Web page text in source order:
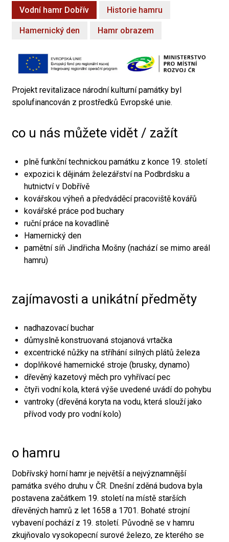
Vodní hamr Dobřív Historie hamru
Hamernický den Hamr obrazem
Projekt revitalizace národní kulturní památky byl
spolufinancován z prostředků Evropské unie.
co u nás můžete vidět / zažít
plně funkční technickou památku z konce 19. století
expozici k dějinám železářství na Podbrdsku a
hutnictví v Dobřívě
kovářskou výheň a předváděcí pracoviště kovářů
kovářské práce pod buchary
ruční práce na kovadlině
Hamernický den
pamětní síň Jindřicha Mošny (nachází se mimo areál
hamru)
zajímavosti a unikátní předměty
nadhazovací buchar
důmyslně konstruovaná stojanová vrtačka
excentrické nůžky na stříhání silných plátů železa
doplňkové hamernické stroje (brusky, dynamo)
dřevěný kazetový měch pro vyhřívací pec
čtyři vodní kola, která výše uvedené uvádí do pohybu
vantroky (dřevěná koryta na vodu, která slouží jako
přívod vody pro vodní kolo)
o hamru
Dobřívský horní hamr je největší a nejvýznamnější
památka svého druhu v ČR. Dnešní zděná budova byla
postavena začátkem 19. století na místě starších
dřevěných hamrů z let 1658 a 1701. Bohaté strojní
vybavení pochází z 19. století. Původně se v hamru
zkujňovalo vysokopecní surové železo, ze kterého se